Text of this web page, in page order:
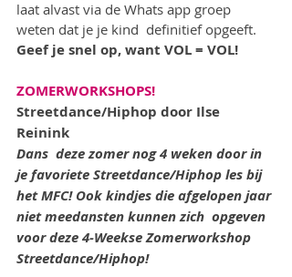
laat alvast via de Whats app groep
weten dat je je kind  definitief opgeeft.
Geef je snel op, want VOL = VOL!
ZOMERWORKSHOPS!
Streetdance/Hiphop door Ilse
Reinink
Dans  deze zomer nog 4 weken door in
je favoriete Streetdance/Hiphop les bij
het MFC! Ook kindjes die afgelopen jaar
niet meedansten kunnen zich  opgeven
voor deze 4-Weekse Zomerworkshop
Streetdance/Hiphop!